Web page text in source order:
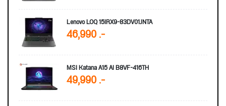
Lenovo LOQ 15IRX9-83DV01JNTA
46,990 .-
MSI Katana A15 AI B8VF-416TH
49,990 .-